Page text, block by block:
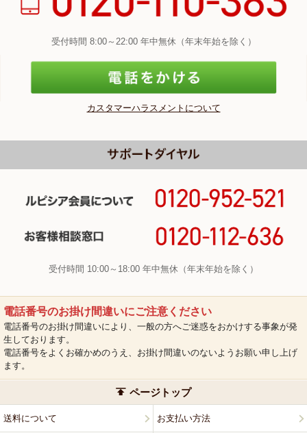
受付時間 8:00～22:00 年中無休（年末年始を除く）
カスタマーハラスメントについて
受付時間 10:00～18:00 年中無休（年末年始を除く）
電話番号のお掛け間違いにご注意ください
電話番号のお掛け間違いにより、一般の方へご迷惑をおかけする事象が発
生しております。
電話番号をよくお確かめのうえ、お掛け間違いのないようお願い申し上げ
ます。
ページトップ
送料について お支払い方法